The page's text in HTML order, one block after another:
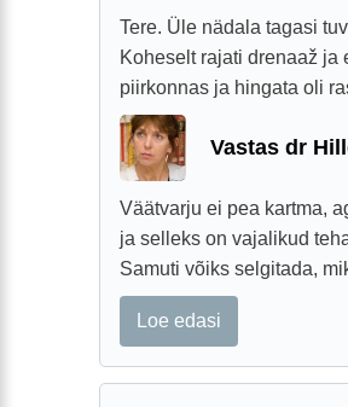
Tere. Üle nädala tagasi
Koheselt rajati drenaaž ja
piirkonnas ja hingata oli
Vastas dr
Väätvarju ei pea kartma,
ja selleks on vajalikud
Samuti võiks selgitada,
Loe edasi